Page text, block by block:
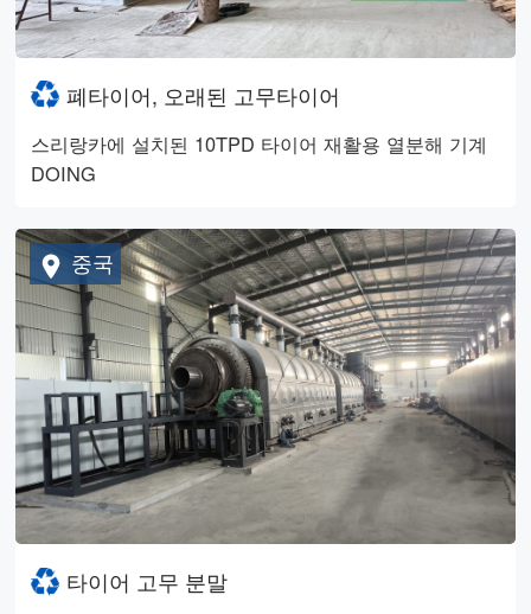
폐타이어, 오래된 고무타이어
스리랑카에 설치된 10TPD 타이어 재활용 열분해 기계
DOING
중국
타이어 고무 분말